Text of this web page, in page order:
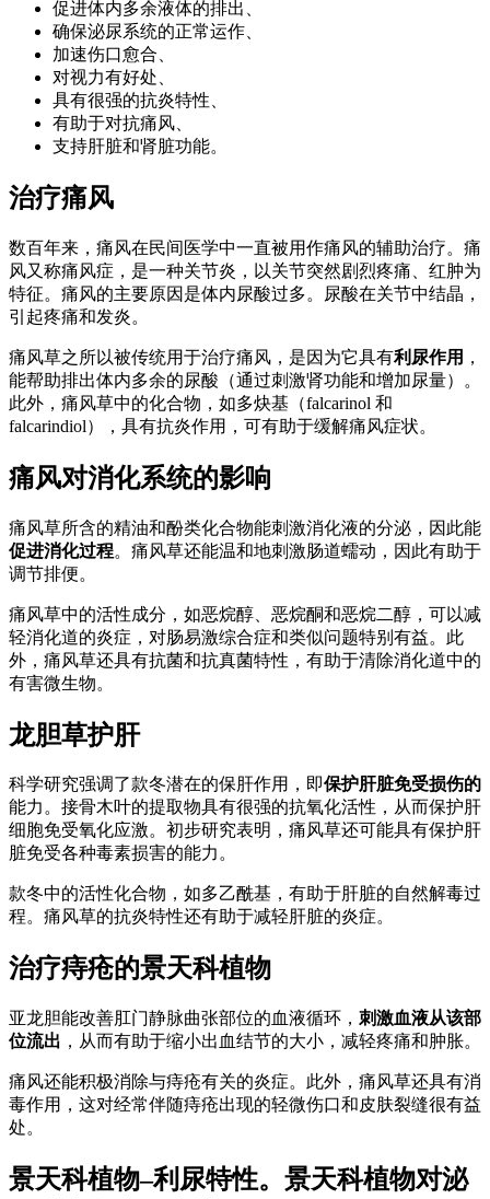
促进体内多余液体的排出、
确保泌尿系统的正常运作、
加速伤口愈合、
对视力有好处、
具有很强的抗炎特性、
有助于对抗痛风、
支持肝脏和肾脏功能。
治疗痛风
数百年来，痛风在民间医学中一直被用作痛风的辅助治疗。痛
风又称痛风症，是一种关节炎，以关节突然剧烈疼痛、红肿为
特征。痛风的主要原因是体内尿酸过多。尿酸在关节中结晶，
引起疼痛和发炎。
痛风草之所以被传统用于治疗痛风，是因为它具有利尿作用 ，
能帮助排出体内多余的尿酸（通过刺激肾功能和增加尿量）。
此外，痛风草中的化合物，如多炔基（falcarinol 和
falcarindiol），具有抗炎作用，可有助于缓解痛风症状。
痛风对消化系统的影响
痛风草所含的精油和酚类化合物能刺激消化液的分泌，因此能
促进消化过程。痛风草还能温和地刺激肠道蠕动，因此有助于
调节排便。
痛风草中的活性成分，如恶烷醇、恶烷酮和恶烷二醇，可以减
轻消化道的炎症，对肠易激综合症和类似问题特别有益。此
外，痛风草还具有抗菌和抗真菌特性，有助于清除消化道中的
有害微生物。
龙胆草护肝
科学研究强调了款冬潜在的保肝作用，即保护肝脏免受损伤的
能力。接骨木叶的提取物具有很强的抗氧化活性，从而保护肝
细胞免受氧化应激。初步研究表明，痛风草还可能具有保护肝
脏免受各种毒素损害的能力。
款冬中的活性化合物，如多乙酰基，有助于肝脏的自然解毒过
程。痛风草的抗炎特性还有助于减轻肝脏的炎症。
治疗痔疮的景天科植物
亚龙胆能改善肛门静脉曲张部位的血液循环， 刺激血液从该部
位流出 ，从而有助于缩小出血结节的大小，减轻疼痛和肿胀。
痛风还能积极消除与痔疮有关的炎症。此外，痛风草还具有消
毒作用，这对经常伴随痔疮出现的轻微伤口和皮肤裂缝很有益
处。
景天科植物–利尿特性。景天科植物对泌